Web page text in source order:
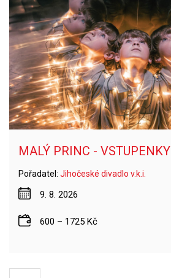
MALÝ PRINC - VSTUPENKY
Pořadatel: Jihočeské divadlo v.k.i.
9. 8. 2026
600 – 1725 Kč